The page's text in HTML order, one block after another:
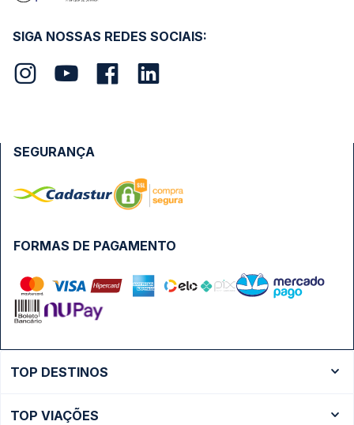
SIGA NOSSAS REDES SOCIAIS:
FORMAS DE PAGAMENTO
SEGURANÇA
TOP DESTINOS
TOP VIAÇÕES